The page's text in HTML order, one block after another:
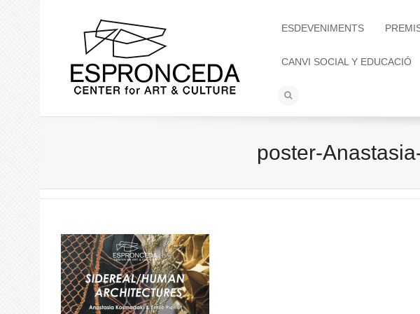
ESDEVENIMENTS
CANVI SOCIAL Y EDUCACIÓ
poster-